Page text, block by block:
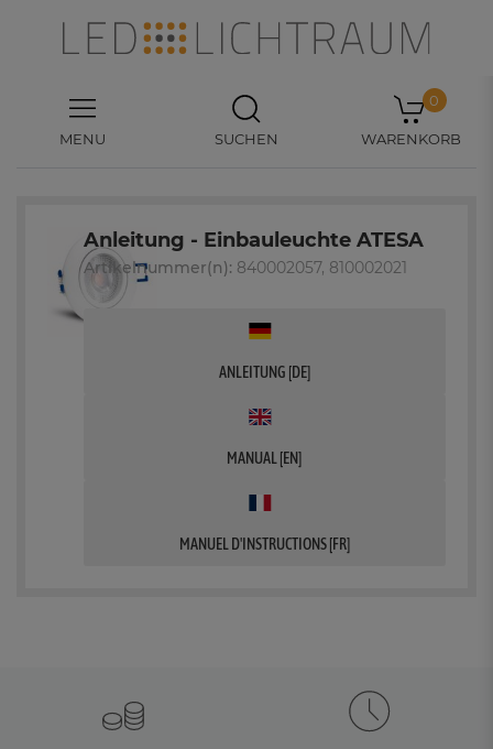
MENU SUCHEN
0
WARENKORB
Anleitung - Einbauleuchte ATESA
Artikelnummer(n): 840002057, 810002021
ANLEITUNG [DE]
MANUAL [EN]
MANUEL D'INSTRUCTIONS [FR]